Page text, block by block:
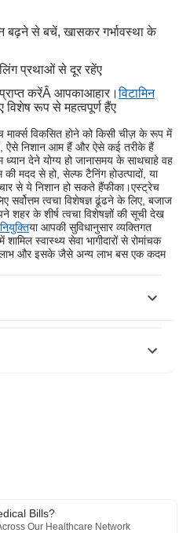
बढ़ने से बचें, खासकर गर्भावस्था के
प्रथाओं से दूर रहेंए
करेंÂ आपकाआहार।विटामिन
रूप से महत्वपूर्ण हैंए
मार्क्स विकसित होने को किसी चीज़ के रूप में
ऐसे निशान आम हैं और ऐसे कई तरीके हैं
ध्यान देने योग्य हो जानासमय के साथचाहे वह
की मदद से हो, सेल्फ टैनिंग होउत्पादों, या
से ये निशान हो सकते हैंफीका।एस्ट्रेच
सर्वोत्तम त्वचा विशेषज्ञ ढूंढने के लिए, बजाज
के शीर्ष त्वचा विशेषज्ञों की सूची देख
या आपकी सुविधानुसार व्यक्तिगत
स्वास्थ्य सेवा भागीदारों से रोमांचक
और इसके जैसे अन्य लाभ बस एक कदम
Bills?
Our Healthcare Network